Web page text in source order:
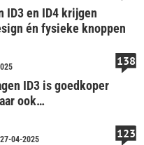
ID3 en ID4 krijgen
én fysieke knoppen
ID3 is goedkoper
ook
138
27-04-2025 123